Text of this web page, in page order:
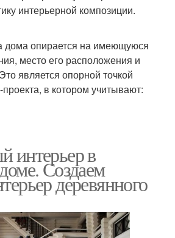
интерьерной композиции.
дома опирается на имеющуюся
место его расположения и
является опорной точкой
в котором учитывают:
интерьер в
Создаем
деревянного